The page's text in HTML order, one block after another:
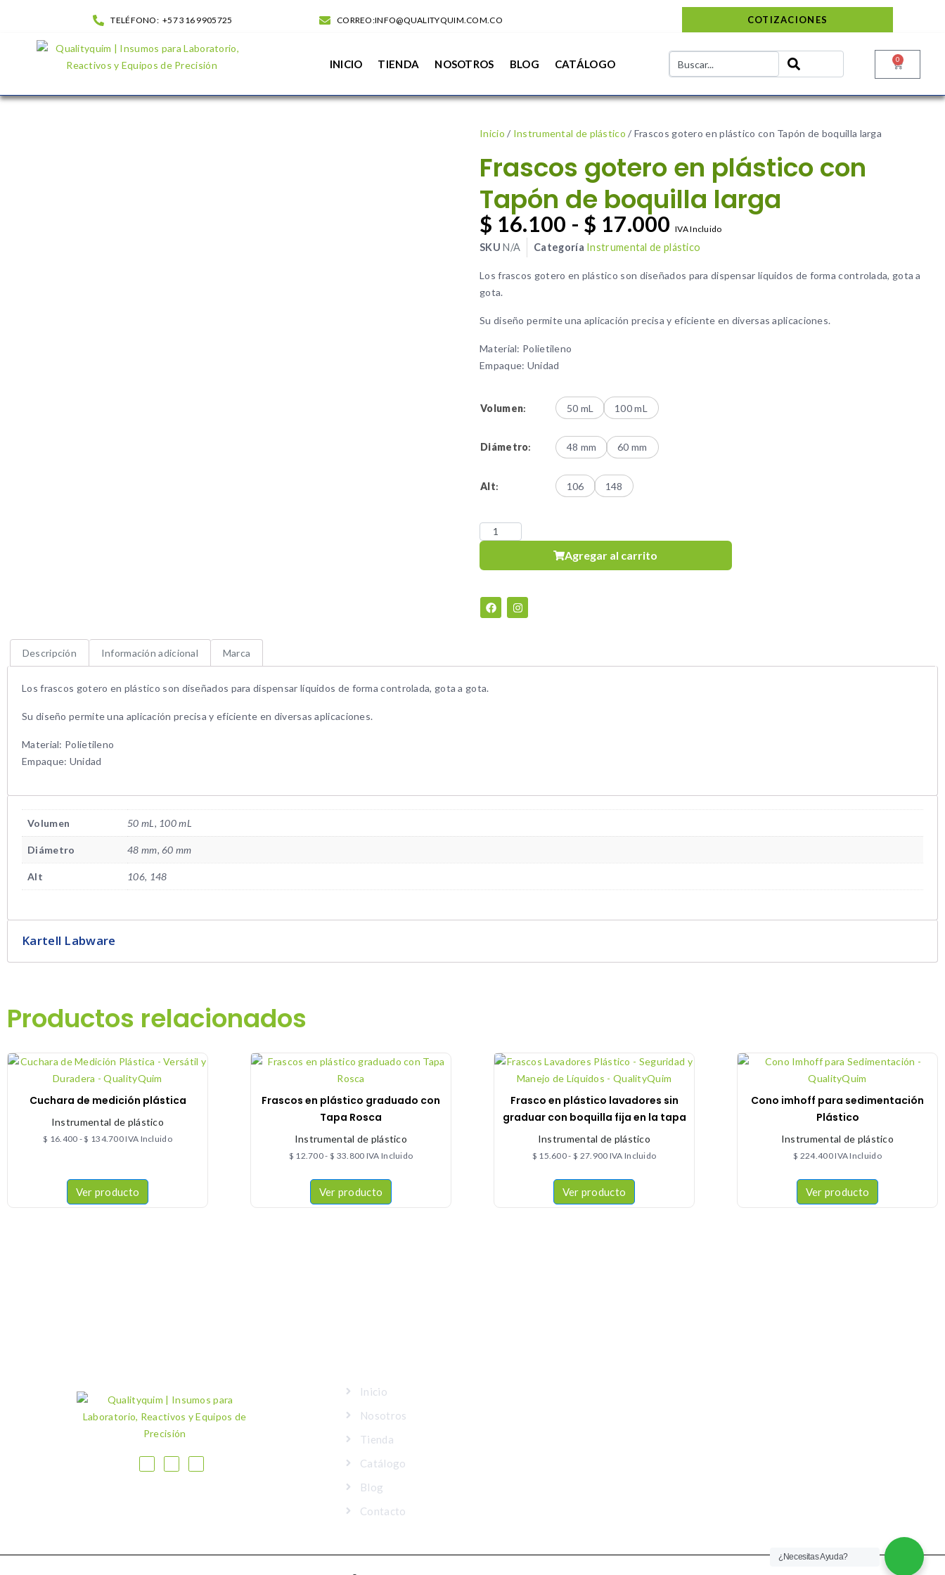
TELÉFONO: +57 316 9905725 CORREO:INFO@QUALITYQUIM.COM.CO COTIZACIONES
INICIO TIENDA NOSOTROS BLOG CATÁLOGO 0
Inicio / Instrumental de plástico / Frascos gotero en plástico con Tapón de boquilla larga
Frascos gotero en plástico con
Tapón de boquilla larga
$ 16.100 - $ 17.000 IVA Incluido
SKUN/A Categoría Instrumental de plástico
Los frascos gotero en plástico son diseñados para dispensar líquidos de forma controlada, gota a
gota.
Su diseño permite una aplicación precisa y eficiente en diversas aplicaciones.
Material: Polietileno
Empaque: Unidad
Volumen: 50 mL 100 mL
Diámetro: 48 mm 60 mm
Alt: 106 148
Agregar al carrito
Descripción Información adicional Marca
Los frascos gotero en plástico son diseñados para dispensar líquidos de forma controlada, gota a gota.
Su diseño permite una aplicación precisa y eficiente en diversas aplicaciones.
Material: Polietileno
Empaque: Unidad
Volumen 50 mL, 100 mL
Diámetro 48 mm, 60 mm
Alt 106, 148
Kartell Labware
Productos relacionados
Cuchara de medición plástica
Instrumental de plástico
$ 16.400 -$ 134.700IVA Incluido
Ver producto
Frascos en plástico graduado con
Tapa Rosca
Instrumental de plástico
$ 12.700- $ 33.800 IVA Incluido
Ver producto
Frasco en plástico lavadores sin
graduar con boquilla fija en la tapa
Instrumental de plástico
$ 15.600- $ 27.900 IVA Incluido
Ver producto
Cono imhoff para sedimentación
Plástico
Instrumental de plástico
$ 224.400IVA Incluido
Ver producto
Inicio
Nosotros
Tienda
Catálogo
Blog
Contacto
¿Necesitas Ayuda?